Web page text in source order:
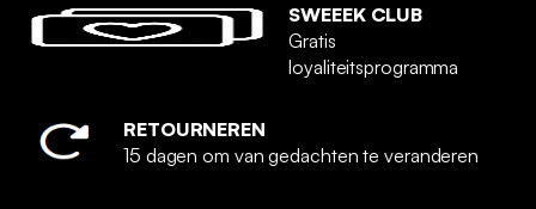
SWEEEK CLUB
Gratis
loyaliteitsprogramma
RETOURNEREN
15 dagen om van gedachten te veranderen